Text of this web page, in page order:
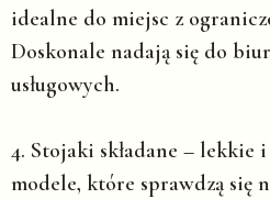
idealne do miejsc z
Doskonale nadają się do
usługowych.
4. Stojaki składane – lekkie i
modele, które sprawdzą się